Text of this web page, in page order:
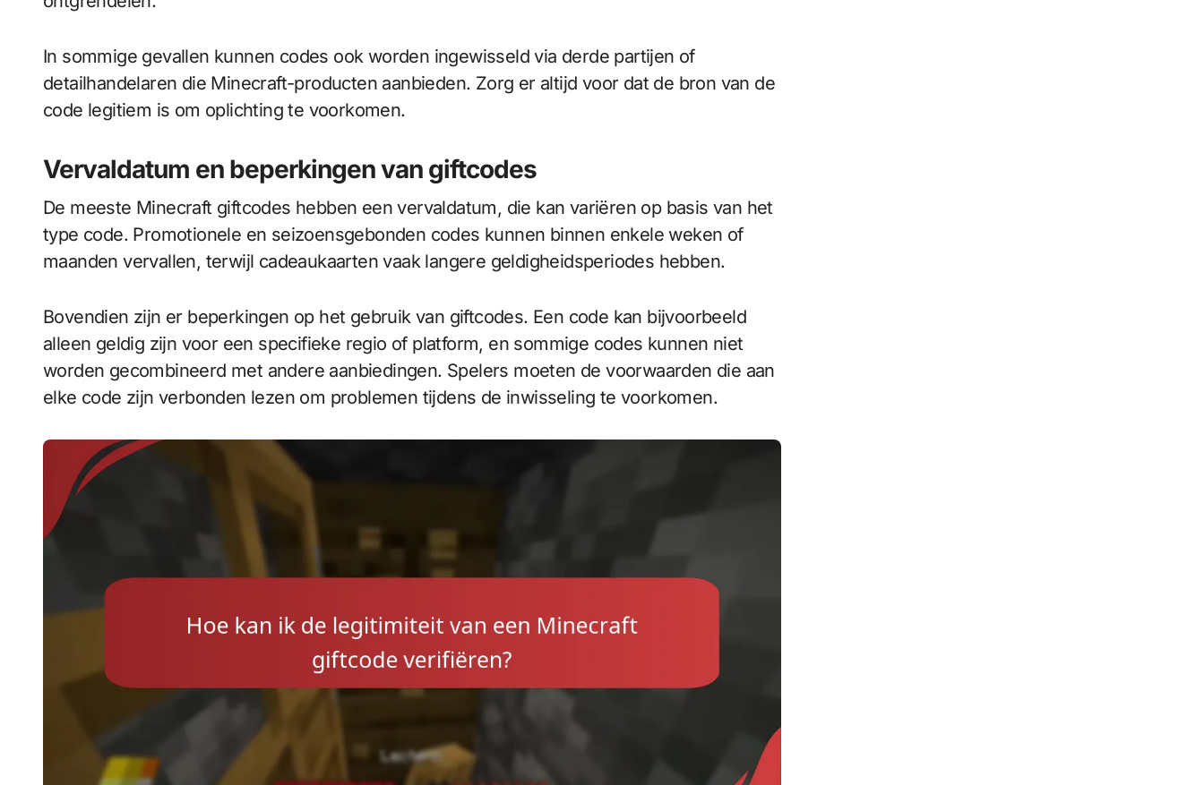
In sommige gevallen kunnen codes ook worden ingewisseld via derde partijen of
detailhandelaren die Minecraft-producten aanbieden. Zorg er altijd voor dat de bron van de
code legitiem is om oplichting te voorkomen.
Vervaldatum en beperkingen van giftcodes
De meeste Minecraft giftcodes hebben een vervaldatum, die kan variëren op basis van het
type code. Promotionele en seizoensgebonden codes kunnen binnen enkele weken of
maanden vervallen, terwijl cadeaukaarten vaak langere geldigheidsperiodes hebben.
Bovendien zijn er beperkingen op het gebruik van giftcodes. Een code kan bijvoorbeeld
alleen geldig zijn voor een specifieke regio of platform, en sommige codes kunnen niet
worden gecombineerd met andere aanbiedingen. Spelers moeten de voorwaarden die aan
elke code zijn verbonden lezen om problemen tijdens de inwisseling te voorkomen.